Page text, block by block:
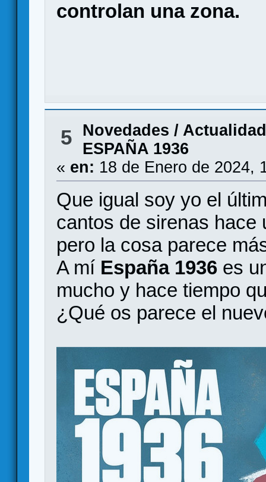
controlan una zona.
5
Novedades / Actualidad
ESPAÑA 1936
« en: 18 de Enero de 2024,
Que igual soy yo el
cantos de sirenas hace
pero la cosa parece
A mí España 1936 es
mucho y hace tiempo
¿Qué os parece el